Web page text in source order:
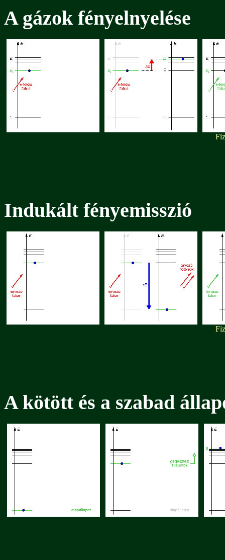
A gázok fényelnyelése
Indukált fényemisszió
A kötött és a szabad